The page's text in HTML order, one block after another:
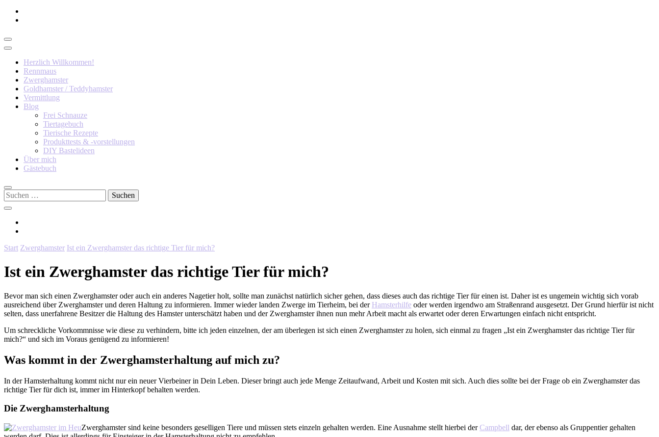
Herzlich Willkommen!
Rennmaus
Zwerghamster
Goldhamster / Teddyhamster
Vermittlung
Blog
Frei Schnauze
Tiertagebuch
Tierische Rezepte
Produkttests & -vorstellungen
DIY Bastelideen
Über mich
Gästebuch
Suchen
nach:
Start Zwerghamster Ist ein Zwerghamster das richtige Tier für mich?
Ist ein Zwerghamster das richtige Tier für mich?
Bevor man sich einen Zwerghamster oder auch ein anderes Nagetier holt, sollte man zunächst natürlich sicher gehen, dass dieses auch das richtige Tier für einen ist. Daher ist es ungemein wichtig sich vorab
ausreichend über Zwerghamster und deren Haltung zu informieren. Immer wieder landen Zwerge im Tierheim, bei der Hamsterhilfe oder werden irgendwo am Straßenrand ausgesetzt. Der Grund hierfür ist nicht
selten, dass unerfahrene Besitzer die Haltung des Hamster unterschätzt haben und der Zwerghamster ihnen nun mehr Arbeit macht als erwartet oder deren Erwartungen einfach nicht entspricht.
Um schreckliche Vorkommnisse wie diese zu verhindern, bitte ich jeden einzelnen, der am überlegen ist sich einen Zwerghamster zu holen, sich einmal zu fragen „Ist ein Zwerghamster das richtige Tier für
mich?“ und sich im Voraus genügend zu informieren!
Was kommt in der Zwerghamsterhaltung auf mich zu?
In der Hamsterhaltung kommt nicht nur ein neuer Vierbeiner in Dein Leben. Dieser bringt auch jede Menge Zeitaufwand, Arbeit und Kosten mit sich. Auch dies sollte bei der Frage ob ein Zwerghamster das
richtige Tier für dich ist, immer im Hinterkopf behalten werden.
Die Zwerghamsterhaltung
Zwerghamster sind keine besonders geselligen Tiere und müssen stets einzeln gehalten werden. Eine Ausnahme stellt hierbei derCampbell dar, der ebenso als Gruppentier gehalten